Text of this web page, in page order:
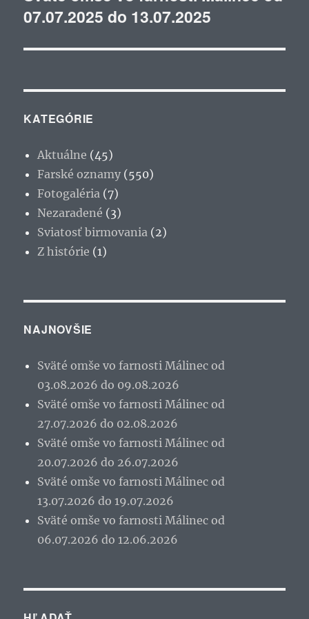
článok:
07.07.2025 do 13.07.2025
KATEGÓRIE
Aktuálne (45)
Farské oznamy (550)
Fotogaléria (7)
Nezaradené (3)
Sviatosť birmovania (2)
Z histórie (1)
NAJNOVŠIE
Sväté omše vo farnosti Málinec od
03.08.2026 do 09.08.2026
Sväté omše vo farnosti Málinec od
27.07.2026 do 02.08.2026
Sväté omše vo farnosti Málinec od
20.07.2026 do 26.07.2026
Sväté omše vo farnosti Málinec od
13.07.2026 do 19.07.2026
Sväté omše vo farnosti Málinec od
06.07.2026 do 12.06.2026